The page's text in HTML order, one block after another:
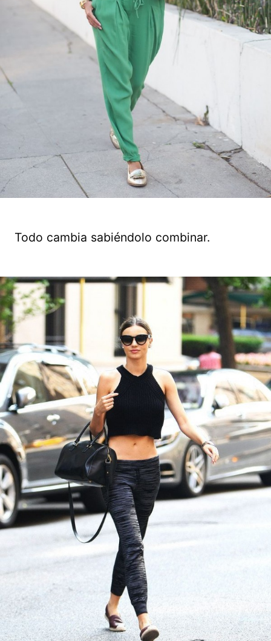
Todo cambia sabiéndolo combinar.